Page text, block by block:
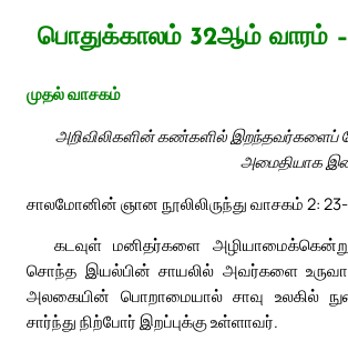
பொதுக்காலம் 32ஆம் வாரம்
முதல் வாசகம்
அறிவிலிகளின் கண்களில் இறந்தவர்களைப்
அமைதியாக
சாலமோனின் ஞான நூலிலிருந்து வாசகம் 2: 23-
கடவுள் மனிதர்களை
சொந்த இயல்பின் சாயலில் அவர்களை
அலகையின் பொறாமையால் சாவு உலகில்
சார்ந்து நிற்போர் இறப்புக்கு உள்ளாவர்.